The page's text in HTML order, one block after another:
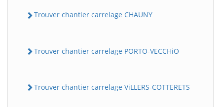
Trouver chantier carrelage CHAUNY
Trouver chantier carrelage PORTO-VECCHiO
Trouver chantier carrelage ViLLERS-COTTERETS